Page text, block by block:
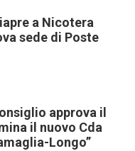
a Nicotera
sede di Poste
approva il
il nuovo Cda
Longo”